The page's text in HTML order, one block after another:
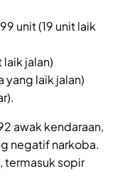
unit (19 unit laik
laik jalan)
yang laik jalan)
awak kendaraan,
negatif narkoba.
termasuk sopir